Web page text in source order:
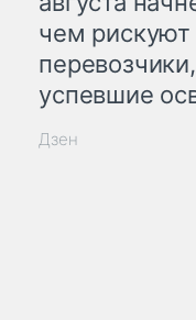
чем рискуют
успевшие
Дзен